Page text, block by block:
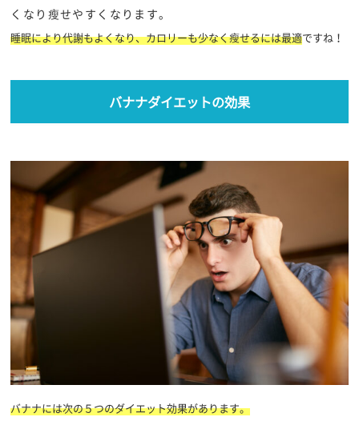
くなり瘦せやすくなります。
睡眠により代謝もよくなり、カロリーも少なく瘦せるには最適ですね！
バナナダイエットの効果
バナナには次の５つのダイエット効果があります。